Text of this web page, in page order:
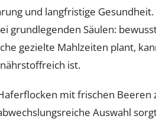
und langfristige
grundlegenden Säulen:
gezielte Mahlzeiten plant,
ist.
mit frischen Beeren
Auswahl